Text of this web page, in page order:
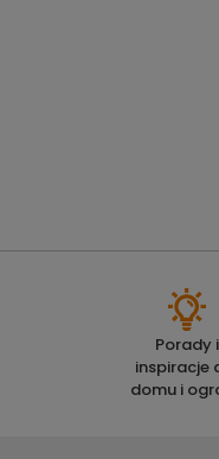
Porady i
inspiracje
domu i